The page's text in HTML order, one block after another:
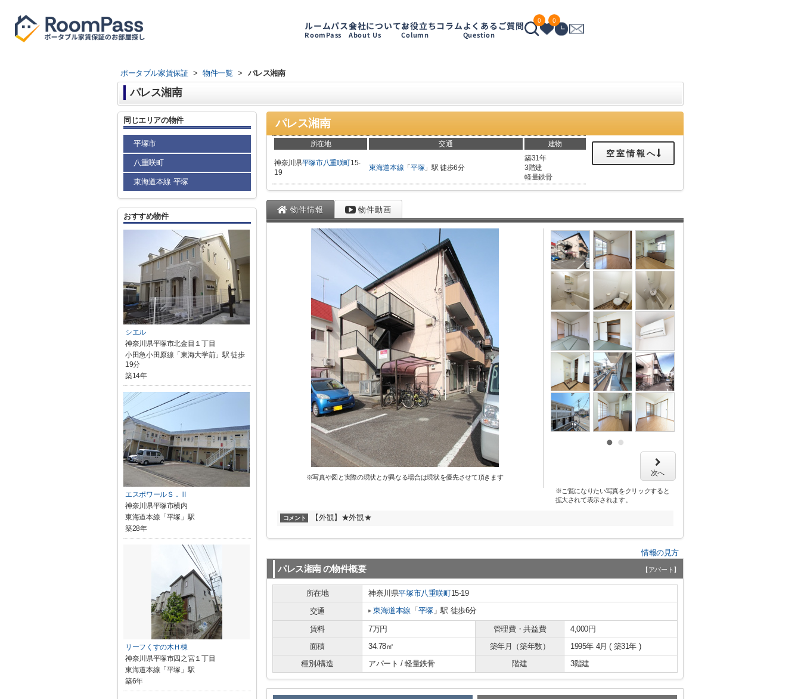
ルームパス
RoomPass
会社について
About Us
お役立ちコラム
Column
よくあるご質問
Question
0 0
ポータブル家賃保証 > 物件一覧 > パレス湘南
パレス湘南
パレス湘南
所在地 交通 建物
神奈川県平塚市八重咲町15-
19
東海道本線 「平塚 」駅 徒歩6分
築31年
3階建
軽量鉄骨
空室情報へ
物件情報 物件動画
※写真や図と実際の現状とが異なる場合は現状を優先させて頂きます 次へ
※ご覧になりたい写真をクリックすると
拡大されて表示されます。
コメント 【外観】★外観★
情報の見方
パレス湘南の物件概要 【アパート】
所在地 神奈川県平塚市八重咲町15-19
交通
東海道本線 「 平塚 」駅 徒歩6分
賃料 7万円 管理費・共益費
4,000円
面積
34.78㎡ 築年月（築年数）
1995年 4月 ( 築31年 )
種別/構造
アパート / 軽量鉄骨 階建 3階建
同じエリアの物件
平塚市
八重咲町
東海道本線 平塚
おすすめ物件
シエル
神奈川県平塚市北金目１丁目
小田急小田原線「東海大学前」駅 徒歩
19分
築14年
エスポワールＳ．Ⅱ
神奈川県平塚市横内
東海道本線「平塚」駅
築28年
リーフくすの木Ｈ棟
神奈川県平塚市四之宮１丁目
東海道本線「平塚」駅
築6年